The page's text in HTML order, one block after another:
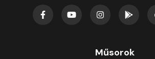
Műsorok